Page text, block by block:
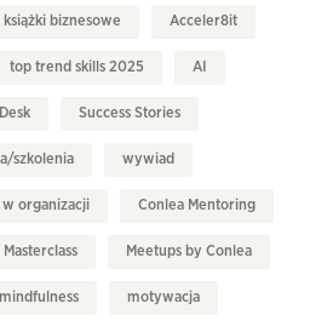
książki biznesowe Acceler8it
top trend skills 2025 AI
Success Stories
szkolenia wywiad
organizacji Conlea Mentoring
Masterclass Meetups by Conlea
mindfulness motywacja